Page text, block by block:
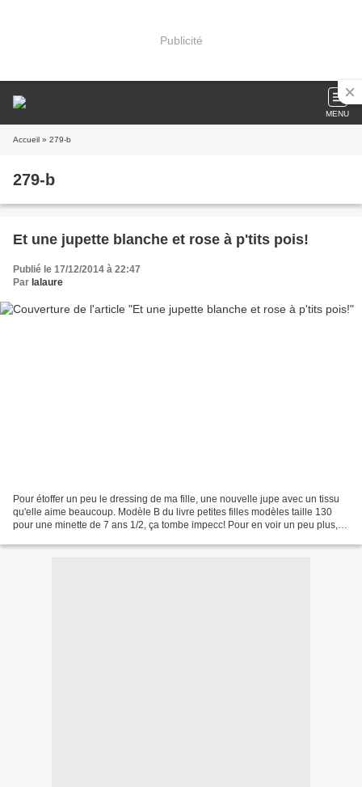
Publicité
MENU
Accueil » 279-b
279-b
Et une jupette blanche et rose à p'tits pois!
Publié le 17/12/2014 à 22:47
Par lalaure
Pour étoffer un peu le dressing de ma fille, une nouvelle jupe avec un tissu
qu'elle aime beaucoup. Modèle B du livre petites filles modèles taille 130
pour une minette de 7 ans 1/2, ça tombe impecc! Pour en voir un peu plus,